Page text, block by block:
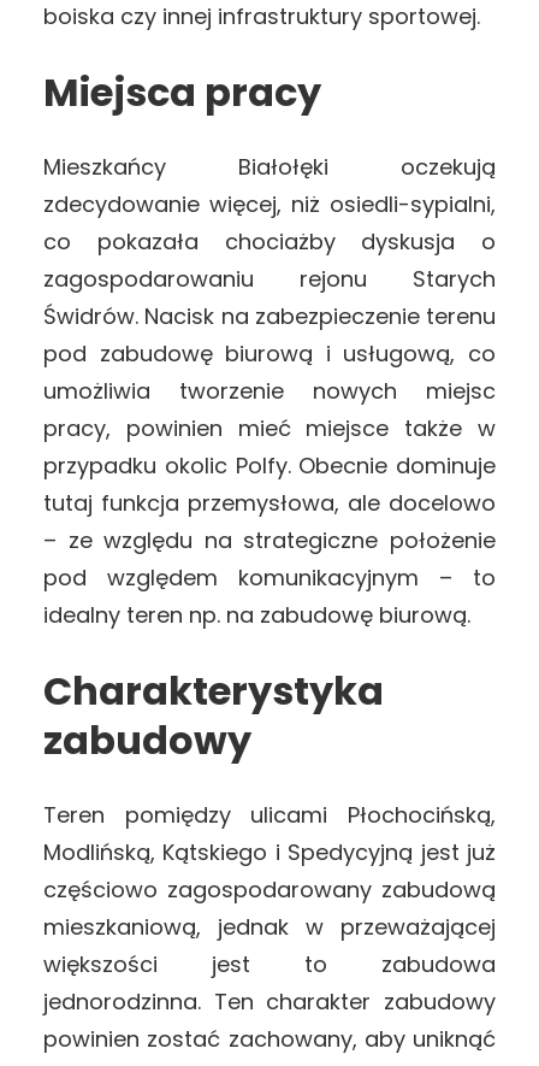
boiska czy innej infrastruktury sportowej.
Miejsca pracy
Mieszkańcy Białołęki oczekują
zdecydowanie więcej, niż osiedli-sypialni,
co pokazała chociażby dyskusja o
zagospodarowaniu rejonu Starych
Świdrów. Nacisk na zabezpieczenie terenu
pod zabudowę biurową i usługową, co
umożliwia tworzenie nowych miejsc
pracy, powinien mieć miejsce także w
przypadku okolic Polfy. Obecnie dominuje
tutaj funkcja przemysłowa, ale docelowo
– ze względu na strategiczne położenie
pod względem komunikacyjnym – to
idealny teren np. na zabudowę biurową.
Charakterystyka
zabudowy
Teren pomiędzy ulicami Płochocińską,
Modlińską, Kątskiego i Spedycyjną jest już
częściowo zagospodarowany zabudową
mieszkaniową, jednak w przeważającej
większości jest to zabudowa
jednorodzinna. Ten charakter zabudowy
powinien zostać zachowany, aby uniknąć